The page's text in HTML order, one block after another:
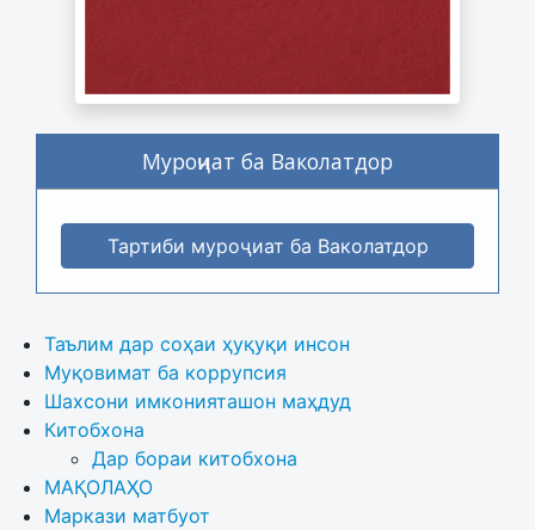
Муроҷиат ба Ваколатдор
Тартиби муроҷиат ба Ваколатдор
Таълим дар соҳаи ҳуқуқи инсон
Муқовимат ба коррупсия
Шахсони имконияташон маҳдуд
Китобхона
Дар бораи китобхона
МАҚОЛАҲО
Маркази матбуот